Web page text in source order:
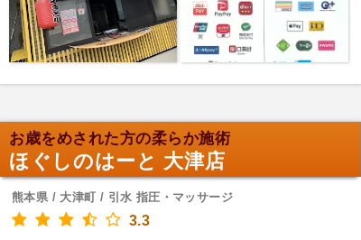
お歳をめされた方の柔らか施術
ほぐしのはーと 大津店
熊本県 / 大津町 / 引水 指圧・マッサージ
3.3